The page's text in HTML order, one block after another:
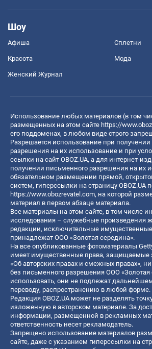
Шоу
Афиша Сплетни
Красота Мода
Женский Журнал
Использование любых материалов (в том
размещенных на этом сайте https://
его поддоменах, в любом виде строго
Разрешается использование при
разрешения на их использование и при
ссылки на сайт OBOZ.UA, а для интернет-
получении письменного разрешения на их
обязательном размещении прямой,
систем, гиперссылки на страницу OBOZ.UA
https://www.obozrevatel.com, на которой
материал в первом абзаце материала.
Все материалы на этом сайте, в том числе
исследования – служебные произведения
редакции, исключительные
принадлежат ООО «Золотая середина».
На все опубликованные фотоматериалы
имеет имущественные права, защищаемые
«Об авторских правах и смежных правах»,
без письменного разрешения ООО «Золотая
использовать, они не подлежат
переводу, распространению в любой форме.
Редакция OBOZ.UA может не разделять
изложенную в авторском материале. За
информации, размещенной в рекламных
ответственность несет рекламодатель.
Запрещено использование материалов
сайте, даже с указанием гиперссылки на